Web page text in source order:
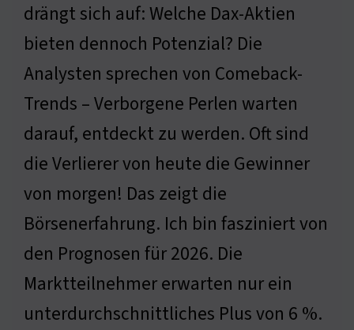
drängt sich auf: Welche Dax-Aktien
bieten dennoch Potenzial? Die
Analysten sprechen von Comeback-
Trends – Verborgene Perlen warten
darauf, entdeckt zu werden. Oft sind
die Verlierer von heute die Gewinner
von morgen! Das zeigt die
Börsenerfahrung. Ich bin fasziniert von
den Prognosen für 2026. Die
Marktteilnehmer erwarten nur ein
unterdurchschnittliches Plus von 6 %.